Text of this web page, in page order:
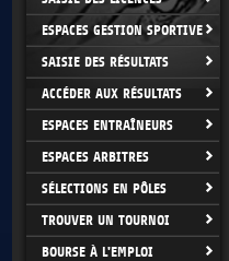
ESPACES GESTION SPORTIVE
SAISIE DES RÉSULTATS
ACCÉDER AUX RÉSULTATS
ESPACES ENTRAÎNEURS
ESPACES ARBITRES
SÉLECTIONS EN PÔLES
TROUVER UN TOURNOI
BOURSE À L'EMPLOI